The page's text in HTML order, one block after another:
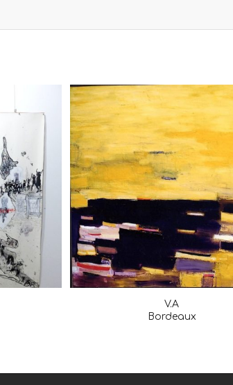
V.A
Bordeaux